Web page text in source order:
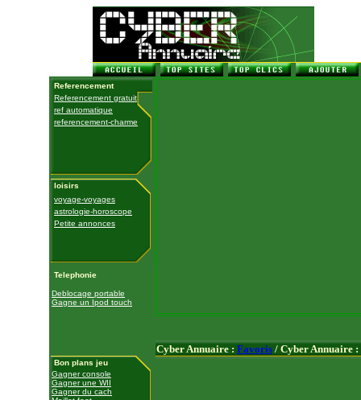
Referencement
Referencement gratuit
ref automatique
referencement-charme
loisirs
voyage-voyages
astrologie-horoscope
Petite annonces
Telephonie
Deblocage portable
Gagne un Ipod touch
Bon plans jeu
Gagner console
Gagner une WII
Gagner du cach
Cyber Annuaire : Favoris / Cyber Annuaire :